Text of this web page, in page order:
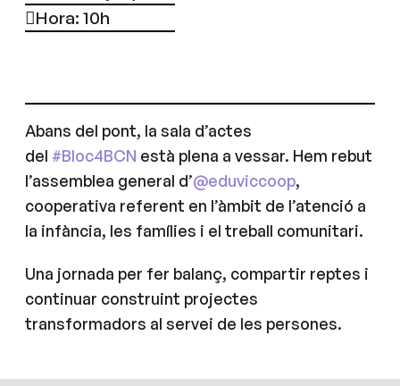
Hora: 10h
Abans del pont, la sala d’actes
del #Bloc4BCN està plena a vessar. Hem rebut
l’assemblea general d’@eduviccoop,
cooperativa referent en l’àmbit de l’atenció a
la infància, les famílies i el treball comunitari.
Una jornada per fer balanç, compartir reptes i
continuar construint projectes
transformadors al servei de les persones.